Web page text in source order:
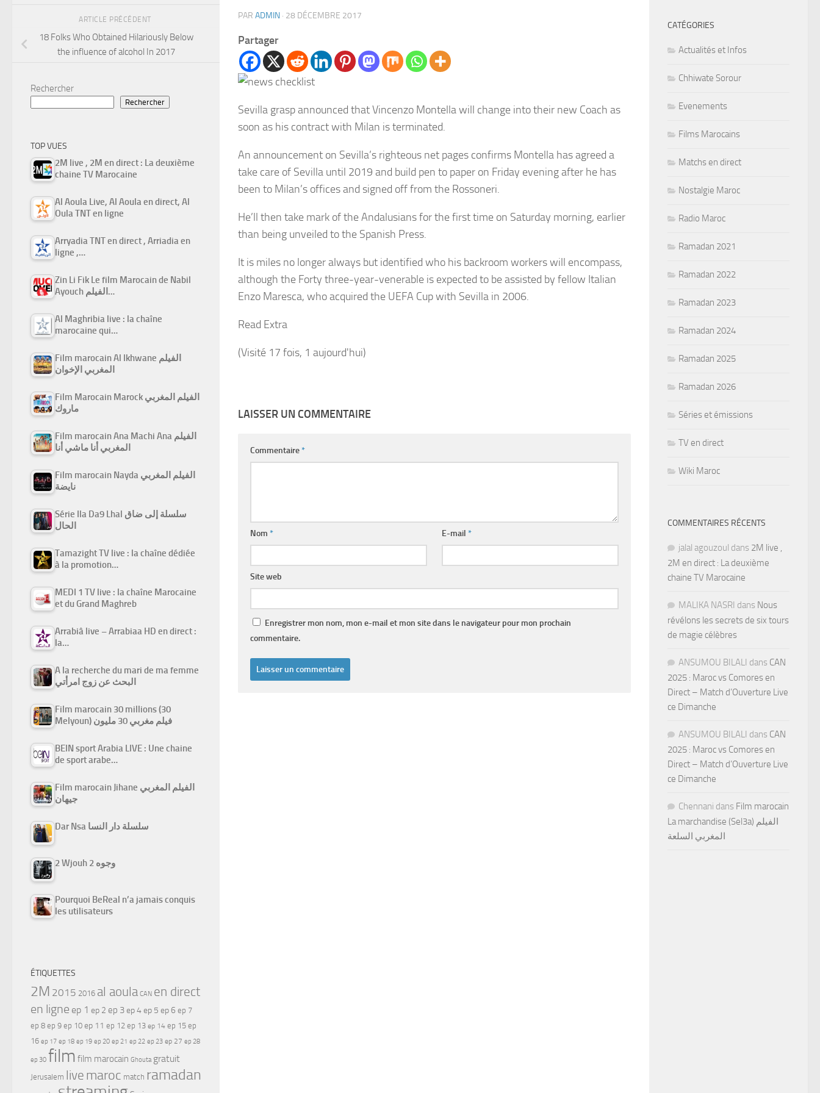
PAR ADMIN · 28 DÉCEMBRE 2017
Partager
Sevilla grasp announced that Vincenzo Montella will change into their new Coach as
soon as his contract with Milan is terminated.
An announcement on Sevilla’s righteous net pages confirms Montella has agreed a
take care of Sevilla until 2019 and build pen to paper on Friday evening after he has
been to Milan’s offices and signed off from the Rossoneri.
He’ll then take mark of the Andalusians for the first time on Saturday morning, earlier
than being unveiled to the Spanish Press.
It is miles no longer always but identified who his backroom workers will encompass,
although the Forty three-year-venerable is expected to be assisted by fellow Italian
Enzo Maresca, who acquired the UEFA Cup with Sevilla in 2006.
Read Extra
(Visité 17 fois, 1 aujourd'hui)
LAISSER UN COMMENTAIRE
Commentaire*
Nom * E-mail*
Site web
Enregistrer mon nom, mon e-mail et mon site dans le navigateur pour mon prochain
commentaire.
ARTICLE PRÉCÉDENT
18 Folks Who Obtained Hilariously Below
the influence of alcohol In 2017
Rechercher
Rechercher
TOP VUES
2M live , 2M en direct : La deuxième
chaine TV Marocaine
Al Aoula Live, Al Aoula en direct, Al
Oula TNT en ligne
Arryadia TNT en direct , Arriadia en
ligne ,…
Zin Li Fik Le film Marocain de Nabil
Ayouch الفيلم…
Al Maghribia live : la chaîne
marocaine qui…
Film marocain Al Ikhwane الفيلم
المغربي الإخوان
Film Marocain Marock الفيلم المغربي
ماروك
Film marocain Ana Machi Ana الفيلم
المغربي أنا ماشي أنا
Film marocain Nayda الفيلم المغربي
نايضة
Série Ila Da9 Lhal سلسلة إلى ضاق
الحال
Tamazight TV live : la chaîne dédiée
à la promotion…
MEDI 1 TV live : la chaîne Marocaine
et du Grand Maghreb
Arrabiâ live – Arrabiaa HD en direct :
la…
A la recherche du mari de ma femme
البحث عن زوج امرأتي
Film marocain 30 millions (30
Melyoun) فيلم مغربي 30 مليون
BEIN sport Arabia LIVE : Une chaine
de sport arabe…
Film marocain Jihane الفيلم المغربي
جيهان
Dar Nsa سلسلة دار النسا
2 Wjouh 2 وجوه
Pourquoi BeReal n’a jamais conquis
les utilisateurs
ÉTIQUETTES
2M 2015 2016 al aoula CAN en direct
en ligne ep 1 ep 2 ep 3ep 4ep 5 ep 6 ep 7
ep 8 ep 9 ep 10 ep 11 ep 12 ep 13 ep 14 ep 15 ep
16 ep 17 ep 18 ep 19 ep 20 ep 21 ep 22 ep 23 ep 27 ep 28
ep 30 film film marocain Ghouta gratuit
Jerusalem live maroc match ramadan
CATÉGORIES
Actualités et Infos
Chhiwate Sorour
Evenements
Films Marocains
Matchs en direct
Nostalgie Maroc
Radio Maroc
Ramadan 2021
Ramadan 2022
Ramadan 2023
Ramadan 2024
Ramadan 2025
Ramadan 2026
Séries et émissions
TV en direct
Wiki Maroc
COMMENTAIRES RÉCENTS
jalal agouzoul dans 2M live ,
2M en direct : La deuxième
chaine TV Marocaine
MALIKA NASRI dans Nous
révélons les secrets de six tours
de magie célèbres
ANSUMOU BILALI dans CAN
2025 : Maroc vs Comores en
Direct – Match d’Ouverture Live
ce Dimanche
ANSUMOU BILALI dans CAN
2025 : Maroc vs Comores en
Direct – Match d’Ouverture Live
ce Dimanche
Chennani dans Film marocain
La marchandise (Sel3a) الفيلم
المغربي السلعة